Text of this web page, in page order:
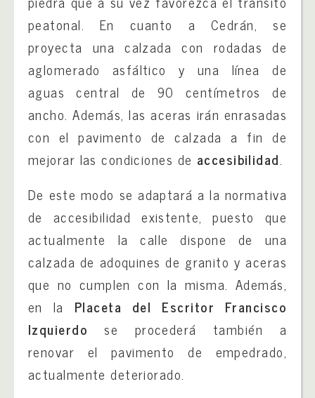
peatonal. En cuanto a Cedrán, se
proyecta una calzada con rodadas de
aglomerado asfáltico y una línea de
aguas central de 90 centímetros de
ancho. Además, las aceras irán enrasadas
con el pavimento de calzada a fin de
mejorar las condiciones de accesibilidad.
De este modo se adaptará a la normativa
de accesibilidad existente, puesto que
actualmente la calle dispone de una
calzada de adoquines de granito y aceras
que no cumplen con la misma. Además,
en la Placeta del Escritor Francisco
Izquierdo se procederá también a
renovar el pavimento de empedrado,
actualmente deteriorado.